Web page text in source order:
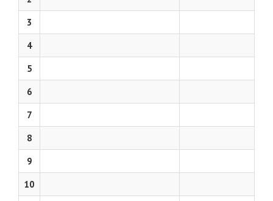
3
4
5
6
7
8
9
10